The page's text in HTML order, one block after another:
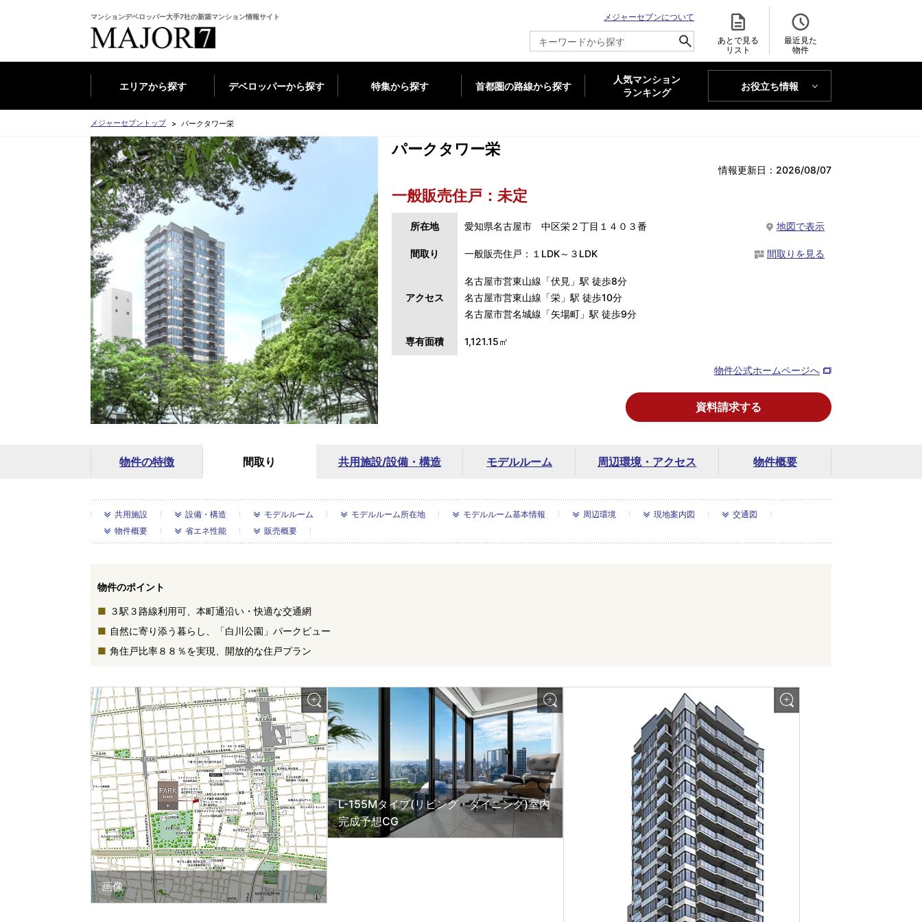
マンションデベロッパー大手7社の新築マンション情報サイト
メジャーセブンについて
あとで見る
リスト
最近見た
物件
エリアから探す デベロッパーから探す 特集から探す 首都圏の路線から探す
人気マンション
ランキング
お役立ち情報
MAJOR'S BLOG
メジャーセブントップ パークタワー栄
パークタワー栄
情報更新日：2026/08/07
一般販売住戸：未定
所在地 愛知県名古屋市 中区栄２丁目１４０３番 地図で表示
間取り 一般販売住戸：１LDK～３LDK 間取りを見る
アクセス
名古屋市営東山線「伏見」駅 徒歩8分
名古屋市営東山線「栄」駅 徒歩10分
名古屋市営名城線「矢場町」駅 徒歩9分
専有面積 1,121.15㎡
物件公式ホームページへ
資料請求する
物件の特徴 間取り 共用施設/設備・構造 モデルルーム 周辺環境・ アクセス 物件概要
共用施設 設備・構造 モデルルーム モデルルーム所在地 モデルルーム基本情報 周辺環境 現地案内図
交通図
物件概要
省エネ性能 販売概要
物件のポイント
３駅３路線利用可、本町通沿い・快適な交通網
自然に寄り添う暮らし、「白川公園」パークビュー
角住戸比率８８％を実現、開放的な住戸プラン
画像
L-155Mタイプ(リビング・ダイニング)室内
完成予想CG